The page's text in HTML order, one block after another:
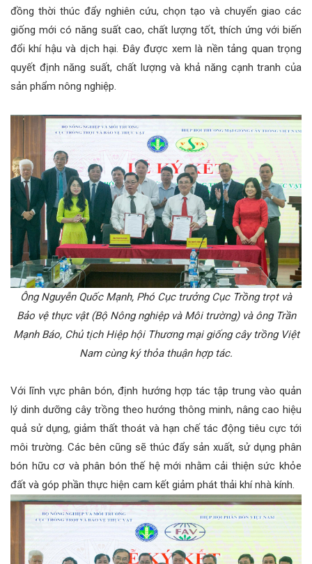
đồng thời thúc đẩy nghiên cứu, chọn tạo và chuyển giao các
giống mới có năng suất cao, chất lượng tốt, thích ứng với biến
đổi khí hậu và dịch hại. Đây được xem là nền tảng quan trọng
quyết định năng suất, chất lượng và khả năng cạnh tranh của
sản phẩm nông nghiệp.
Ông Nguyễn Quốc Mạnh, Phó Cục trưởng Cục Trồng trọt và
Bảo vệ thực vật (Bộ Nông nghiệp và Môi trường) và ông Trần
Mạnh Báo, Chủ tịch Hiệp hội Thương mại giống cây trồng Việt
Nam cùng ký thỏa thuận hợp tác.
Với lĩnh vực phân bón, định hướng hợp tác tập trung vào quản
lý dinh dưỡng cây trồng theo hướng thông minh, nâng cao hiệu
quả sử dụng, giảm thất thoát và hạn chế tác động tiêu cực tới
môi trường. Các bên cũng sẽ thúc đẩy sản xuất, sử dụng phân
bón hữu cơ và phân bón thế hệ mới nhằm cải thiện sức khỏe
đất và góp phần thực hiện cam kết giảm phát thải khí nhà kính.